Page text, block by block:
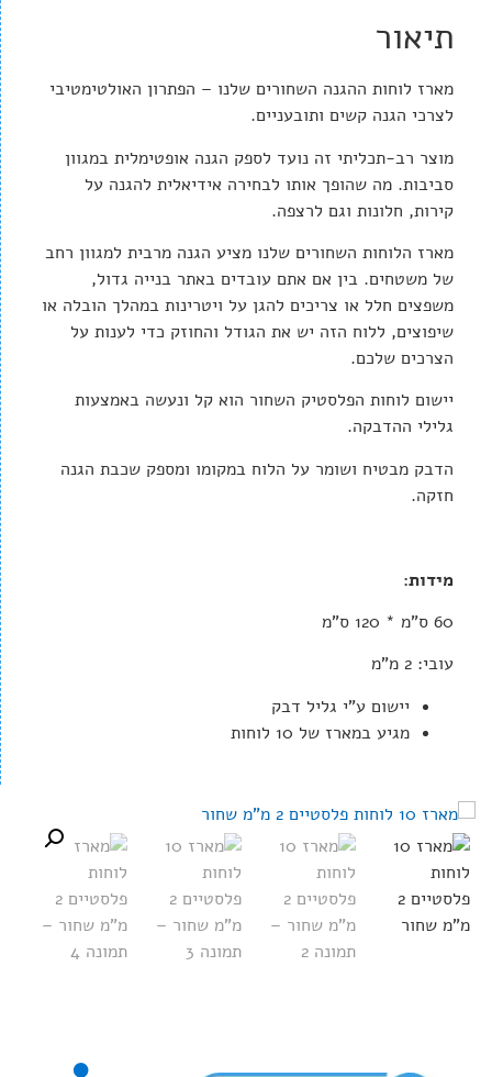
תיאור
מארז לוחות ההגנה השחורים שלנו – הפתרון האולטימטיבי
לצרכי הגנה קשים ותובעניים.
מוצר רב-תכליתי זה נועד לספק הגנה אופטימלית במגוון
סביבות. מה שהופך אותו לבחירה אידיאלית להגנה על
קירות, חלונות וגם לרצפה.
מארז הלוחות השחורים שלנו מציע הגנה מרבית למגוון רחב
של משטחים. בין אם אתם עובדים באתר בנייה גדול,
משפצים חלל או צריכים להגן על ויטרינות במהלך הובלה או
שיפוצים, ללוח הזה יש את הגודל והחוזק כדי לענות על
הצרכים שלכם.
יישום לוחות הפלסטיק השחור הוא קל ונעשה באמצעות
גלילי ההדבקה.
הדבק מבטיח ושומר על הלוח במקומו ומספק שכבת הגנה
חזקה.
מידות:
60 ס"מ * 120 ס"מ
עובי: 2 מ"מ
יישום ע"י גליל דבק
מגיע במארז של 10 לוחות